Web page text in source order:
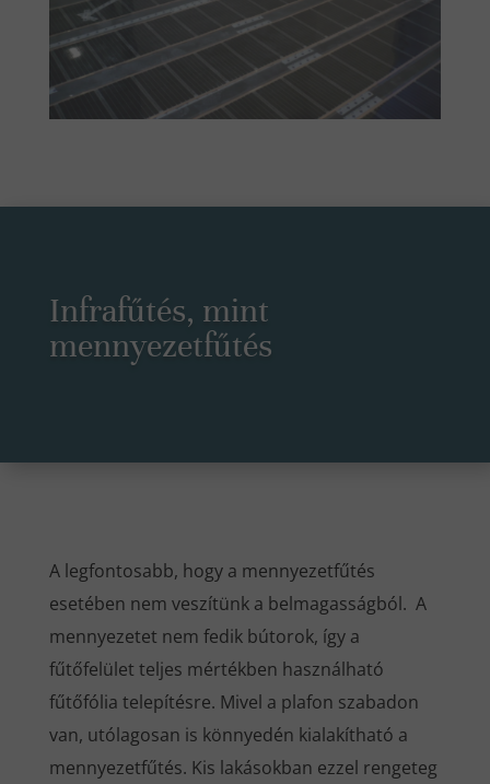
Infrafűtés, mint
mennyezetfűtés
A legfontosabb, hogy a mennyezetfűtés
esetében nem veszítünk a belmagasságból. A
mennyezetet nem fedik bútorok, így a
fűtőfelület teljes mértékben használható
fűtőfólia telepítésre. Mivel a plafon szabadon
van, utólagosan is könnyedén kialakítható a
mennyezetfűtés. Kis lakásokban ezzel rengeteg